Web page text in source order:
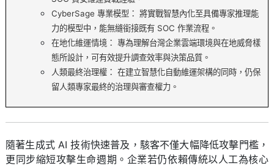
CyberSage 專業模型： 將實戰智慧內化至具備專家推理能
力的模型中，能無縫銜接既有 SOC 作業流程。
在地化維運情境： 專為理解台灣企業雲端環境與在地威脅樣
態所設計，可有效提升調查效率與決策品質。
人類最終治理權： 在建立智慧化自動維運架構的同時，仍保
留人類專家最終的治理與審查權力。
隨著生成式 AI 技術快速普及，駭客不僅大幅降低攻擊門檻，
更同步縮短攻擊生命週期。企業若仍依賴傳統以人工為核心